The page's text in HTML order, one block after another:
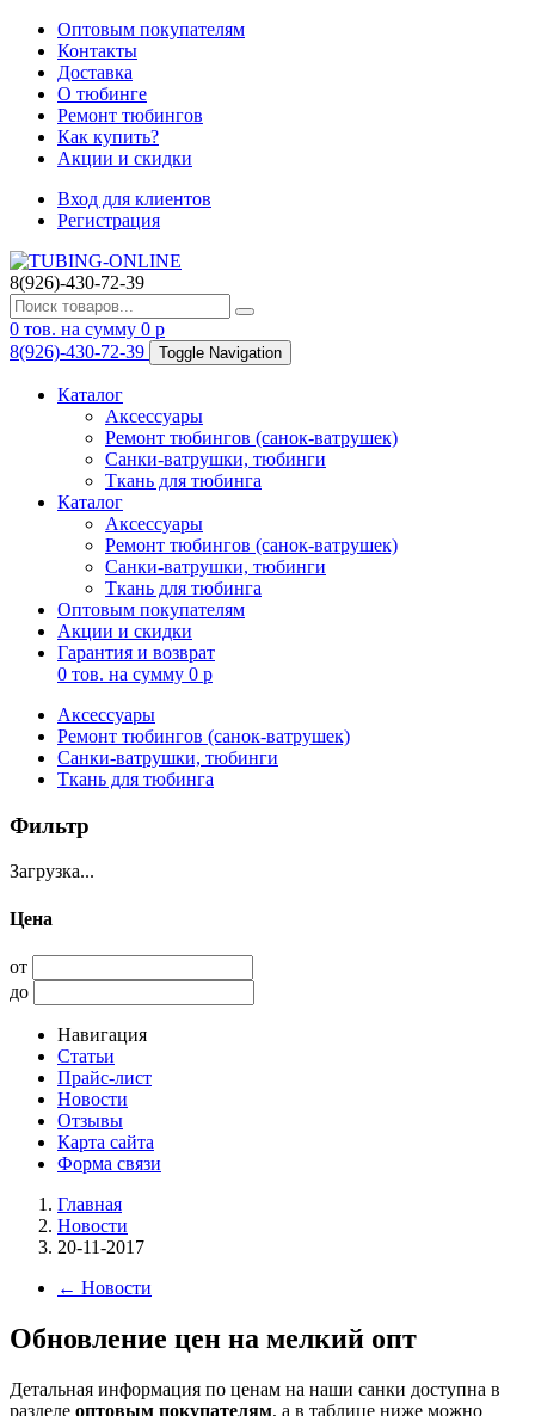
Оптовым покупателям
Контакты
Доставка
О тюбинге
Ремонт тюбингов
Как купить?
Акции и скидки
Вход для клиентов
Регистрация
8(926)-430-72-39
0 тов. на сумму 0 p
8(926)-430-72-39
Toggle Navigation
Каталог
Аксессуары
Ремонт тюбингов (санок-ватрушек)
Санки-ватрушки, тюбинги
Ткань для тюбинга
Каталог
Аксессуары
Ремонт тюбингов (санок-ватрушек)
Санки-ватрушки, тюбинги
Ткань для тюбинга
Оптовым покупателям
Акции и скидки
Гарантия и возврат
0 тов. на сумму 0 p
Аксессуары
Ремонт тюбингов (санок-ватрушек)
Санки-ватрушки, тюбинги
Ткань для тюбинга
Фильтр
Загрузка...
Цена
от
до
Навигация
Статьи
Прайс-лист
Новости
Отзывы
Карта сайта
Форма связи
Главная
Новости
20-11-2017
← Новости
Обновление цен на мелкий опт
Детальная информация по ценам на наши санки доступна в
разделе оптовым покупателям, а в таблице ниже можно